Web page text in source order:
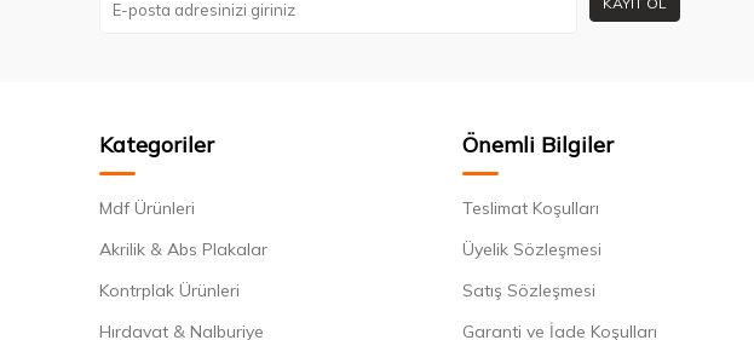
Kategoriler
Mdf Ürünleri
Akrilik & Abs Plakalar
Kontrplak Ürünleri
Hırdavat & Nalburiye
Önemli Bilgiler
Teslimat Koşulları
Üyelik Sözleşmesi
Satış Sözleşmesi
Garanti ve İade Koşulları